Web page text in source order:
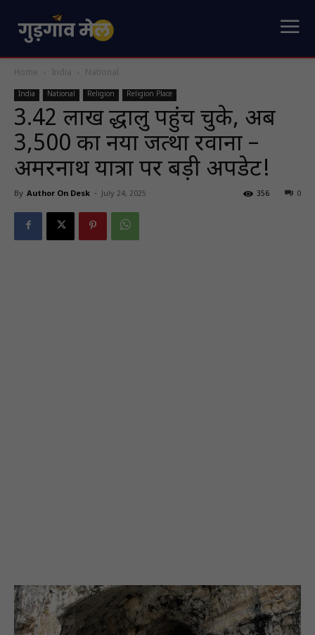
Home India National
India National Religion Religion Place
3.42 लाख श्रद्धालु पहुंच चुके, अब
3,500 का नया जत्था रवाना –
अमरनाथ यात्रा पर बड़ी अपडेट!
By Author On Desk - July 24, 2025 0
356